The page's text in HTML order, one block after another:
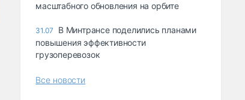
масштабного обновления на орбите
31.07
В Минтрансе поделились планами
повышения эффективности
грузоперевозок
Все новости